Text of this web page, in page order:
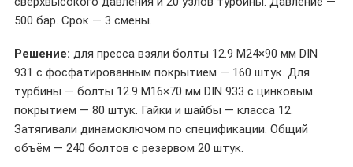
500 бар. Срок — 3 смены.
Решение: для пресса взяли болты 12.9 M24×90 мм DIN
931 с фосфатированным покрытием — 160 штук. Для
турбины — болты 12.9 M16×70 мм DIN 933 с цинковым
покрытием — 80 штук. Гайки и шайбы — класса 12.
Затягивали динамоключом по спецификации. Общий
объём — 240 болтов с резервом 20 штук.